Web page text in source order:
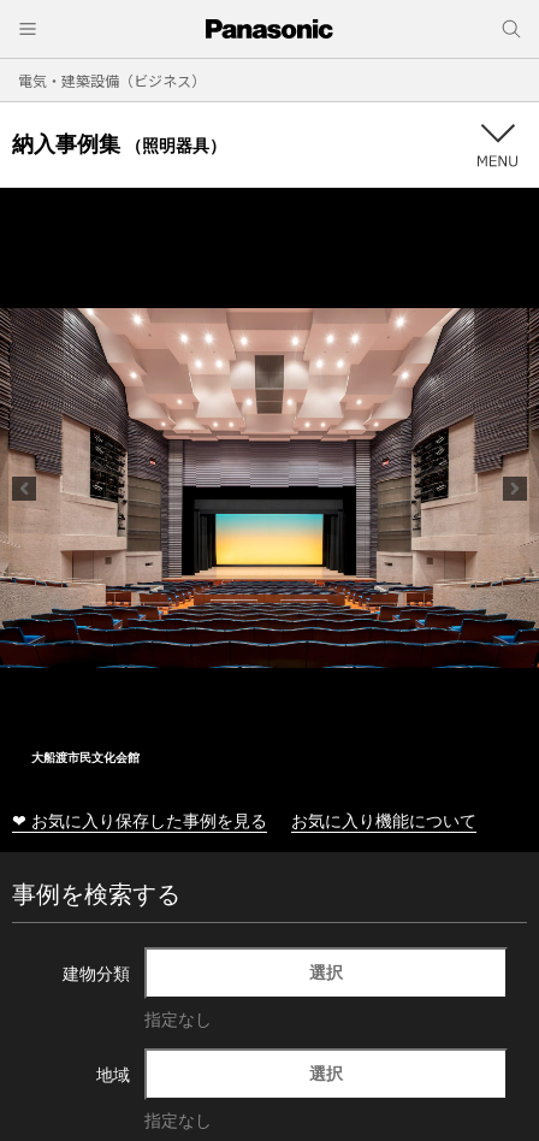
電気・建築設備（ビジネス）
納入事例集 （照明器具）
大船渡市民文化会館
❤ お気に入り保存した事例を見る お気に入り機能について
事例を検索する
建物分類 選択
指定なし
地域 選択
指定なし